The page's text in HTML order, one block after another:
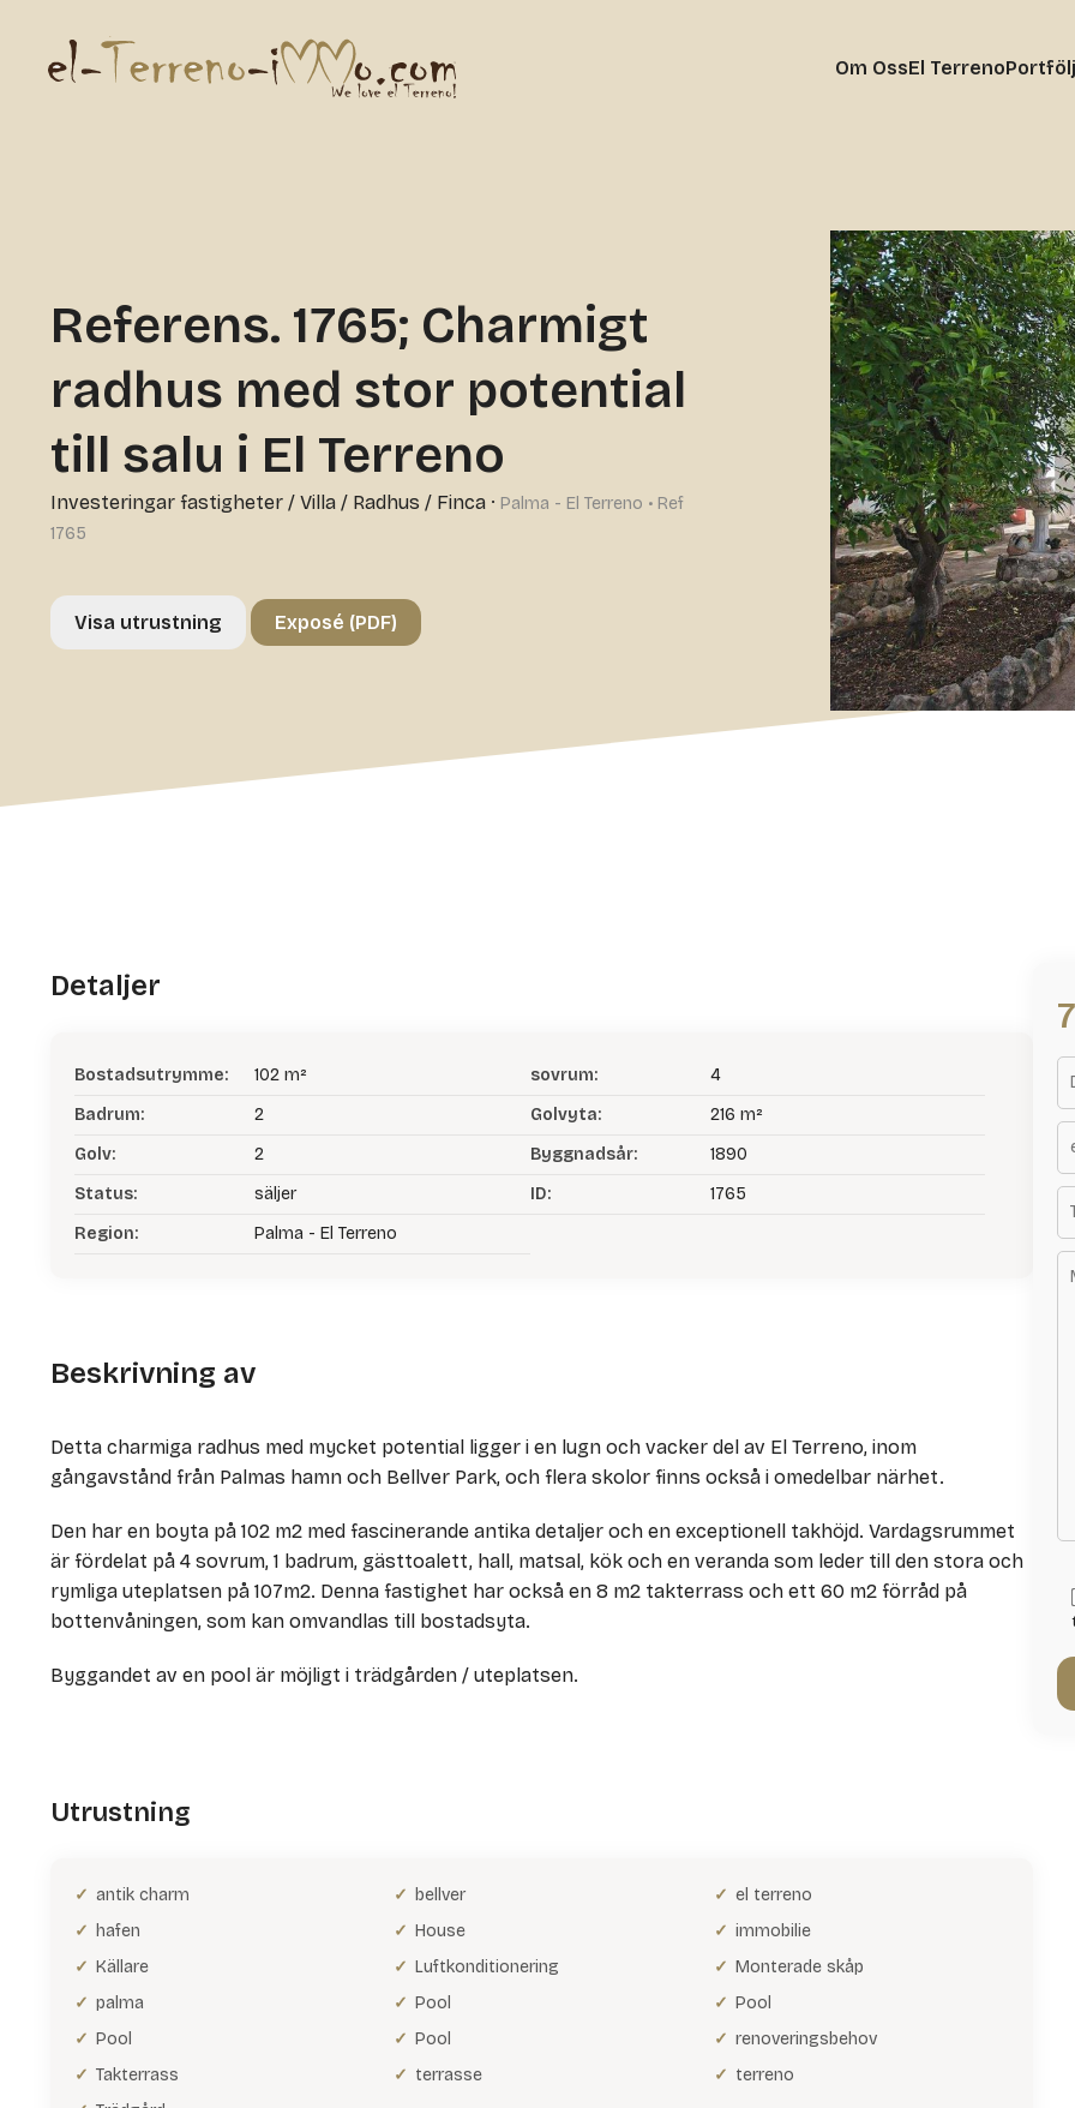
Om OssEl TerrenoPortfölj
Referens. 1765; Charmigt
radhus med stor potential
till salu i El Terreno
Investeringar fastigheter / Villa / Radhus / Finca · Palma - El Terreno • Ref
1765
Visa utrustning Exposé (PDF)
Detaljer
Bostadsutrymme: 102 m² sovrum:
4
Badrum:
2 Golvyta:
216 m²
Golv:
2 Byggnadsår:
1890
Status:
säljer ID:
1765
Region:
Palma - El Terreno
Beskrivning av
Detta charmiga radhus med mycket potential ligger i en lugn och vacker del av El Terreno, inom
gångavstånd från Palmas hamn och Bellver Park, och flera skolor finns också i omedelbar närhet.
Den har en boyta på 102 m2 med fascinerande antika detaljer och en exceptionell takhöjd. Vardagsrummet
är fördelat på 4 sovrum, 1 badrum, gästtoalett, hall, matsal, kök och en veranda som leder till den stora och
rymliga uteplatsen på 107m2. Denna fastighet har också en 8 m2 takterrass och ett 60 m2 förråd på
bottenvåningen, som kan omvandlas till bostadsyta.
Byggandet av en pool är möjligt i trädgården / uteplatsen.
Utrustning
antik charm bellver
el terreno
hafen
House
immobilie
Källare
Luftkonditionering
Monterade skåp
palma
Pool
Pool
Pool
Pool
renoveringsbehov
Takterrass
terrasse
terreno